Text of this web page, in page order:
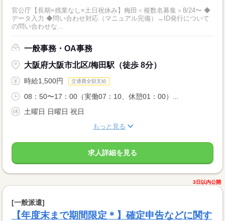
官公庁【長期×残業なし×土日祝休み】梅田＜複数名募集＞8/24〜 ◆
データ入力 ◆問い合わせ対応（マニュアル完備）→ID発行について
の問い合わせな...
一般事務・OA事務
大阪府大阪市北区/梅田駅（徒歩 8分）
時給1,500円 交通費全額支給
08：50〜17：00（実働07：10、休憩01：00）...
土曜日 日曜日 祝日
もっと見る
求人詳細を見る
3日以内公開
[一般派遣]
【年度末まで期間限定＊】確定申告などに関す